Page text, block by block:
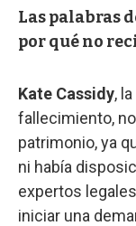
Las palabras
por qué no
Kate Cassidy,
fallecimiento,
patrimonio, ya
ni había
expertos
iniciar una